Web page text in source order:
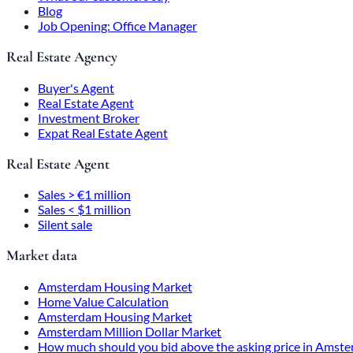
Blog
Job Opening: Office Manager
Real Estate Agency
Buyer's Agent
Real Estate Agent
Investment Broker
Expat Real Estate Agent
Real Estate Agent
Sales > €1 million
Sales < $1 million
Silent sale
Market data
Amsterdam Housing Market
Home Value Calculation
Amsterdam Housing Market
Amsterdam Million Dollar Market
How much should you bid above the asking price in